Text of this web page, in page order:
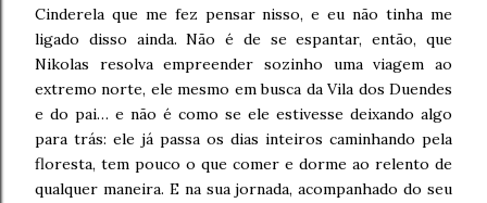
Cinderela que me fez pensar nisso, e eu não tinha me
ligado disso ainda. Não é de se espantar, então, que
Nikolas resolva empreender sozinho uma viagem ao
extremo norte, ele mesmo em busca da Vila dos Duendes
e do pai… e não é como se ele estivesse deixando algo
para trás: ele já passa os dias inteiros caminhando pela
floresta, tem pouco o que comer e dorme ao relento de
qualquer maneira. E na sua jornada, acompanhado do seu